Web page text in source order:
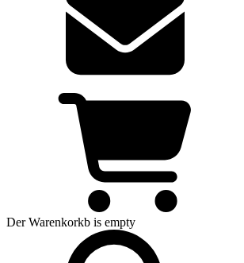
Der Warenkorkb is empty